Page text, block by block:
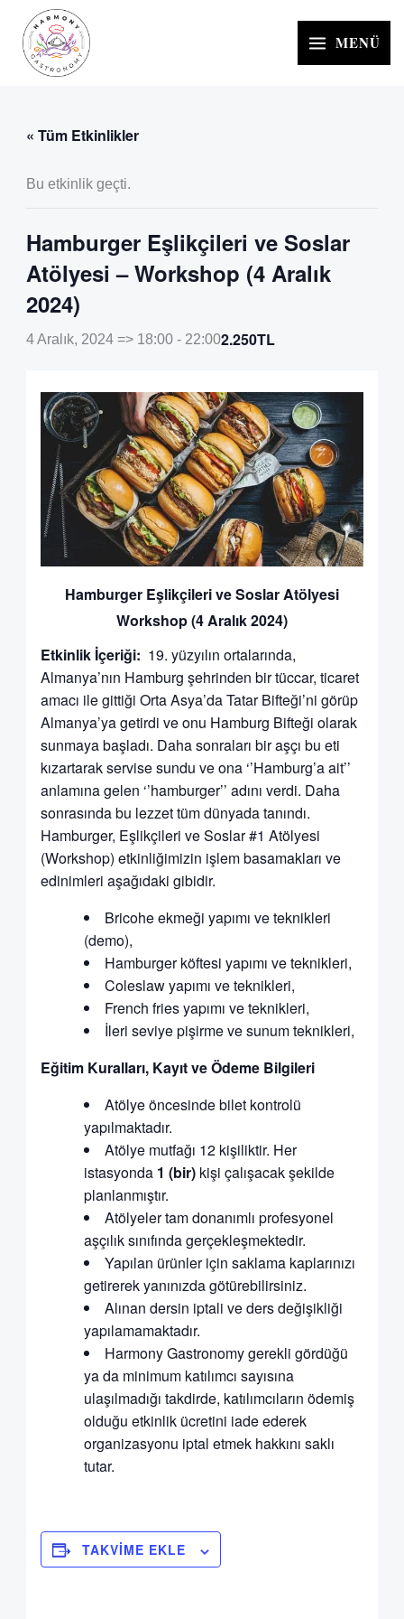
İçeriğe
MENÜ
« Tüm Etkinlikler
Bu etkinlik geçti.
Hamburger Eşlikçileri ve Soslar
Atölyesi – Workshop (4 Aralık
2024)
4 Aralık, 2024 => 18:00- 22:002.250TL
Hamburger Eşlikçileri ve Soslar Atölyesi
Workshop (4 Aralık 2024)
Etkinlik İçeriği: 19. yüzyılın ortalarında,
Almanya’nın Hamburg şehrinden bir tüccar, ticaret
amacı ile gittiği Orta Asya’da Tatar Bifteği’ni görüp
Almanya’ya getirdi ve onu Hamburg Bifteği olarak
sunmaya başladı. Daha sonraları bir aşçı bu eti
kızartarak servise sundu ve ona ‘’Hamburg’a ait’’
anlamına gelen ‘’hamburger’’ adını verdi. Daha
sonrasında bu lezzet tüm dünyada tanındı.
Hamburger, Eşlikçileri ve Soslar #1 Atölyesi
(Workshop) etkinliğimizin işlem basamakları ve
edinimleri aşağıdaki gibidir.
Bricohe ekmeği yapımı ve teknikleri
(demo),
Hamburger köftesi yapımı ve teknikleri,
Coleslaw yapımı ve teknikleri,
French fries yapımı ve teknikleri,
İleri seviye pişirme ve sunum teknikleri,
Eğitim Kuralları, Kayıt ve Ödeme Bilgileri
Atölye öncesinde bilet kontrolü
yapılmaktadır.
Atölye mutfağı 12 kişiliktir. Her
istasyonda 1 (bir)kişi çalışacak şekilde
planlanmıştır.
Atölyeler tam donanımlı profesyonel
aşçılık sınıfında gerçekleşmektedir.
Yapılan ürünler için saklama kaplarınızı
getirerek yanınızda götürebilirsiniz.
Alınan dersin iptali ve ders değişikliği
yapılamamaktadır.
Harmony Gastronomy gerekli gördüğü
ya da minimum katılımcı sayısına
ulaşılmadığı takdirde, katılımcıların ödemiş
olduğu etkinlik ücretini iade ederek
organizasyonu iptal etmek hakkını saklı
tutar.
TAKVIME EKLE